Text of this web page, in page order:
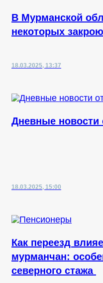
В Мурманской
некоторых
18.03.2025, 13:37
Дневные новости
18.03.2025, 15:00
Как переезд
мурманчан:
северного стажа